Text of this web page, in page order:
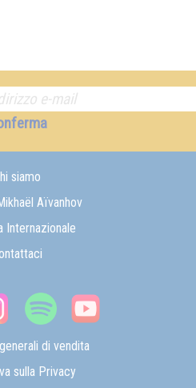
siamo
Aïvanhov
Internazionale
di vendita
sulla Privacy